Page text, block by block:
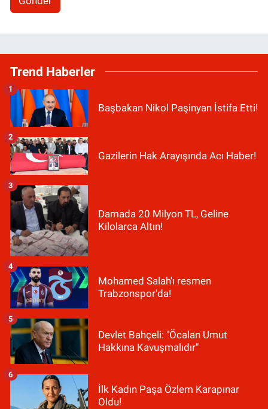
Trend Haberler
Başbakan Nikol Paşinyan İstifa Etti!
1
Gazilerin Hak Arayışında Acı Haber!
2
Damada 20 Milyon TL, Geline
Kilolarca Altın!
3
Mohamed Salah'ı resmen
Trabzonspor'da!
4
Devlet Bahçeli: "Öcalan Umut
Hakkına Kavuşmalıdır"
5
İlk Kadın Paşa Özlem Karapınar
Oldu!
6